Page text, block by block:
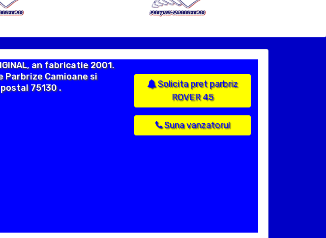
an fabricatie 2001.
Camioane si
postal 75130 .
Solicita pret parbriz
ROVER 45
Suna vanzatorul